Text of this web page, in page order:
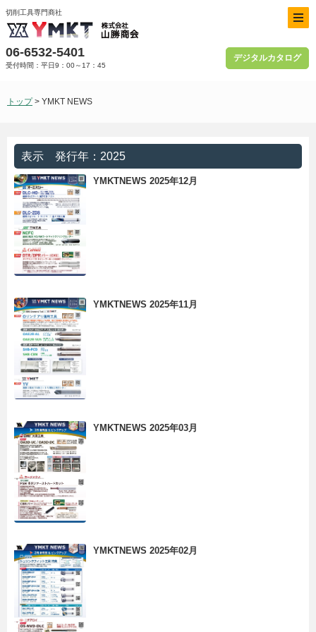
切削工具専門商社
06-6532-5401
受付時間：平日9：00～17：45
デジタルカタログ
トップ> YMKT NEWS
表示 発行年：2025
YMKTNEWS 2025年12月
YMKTNEWS 2025年11月
YMKTNEWS 2025年03月
YMKTNEWS 2025年02月